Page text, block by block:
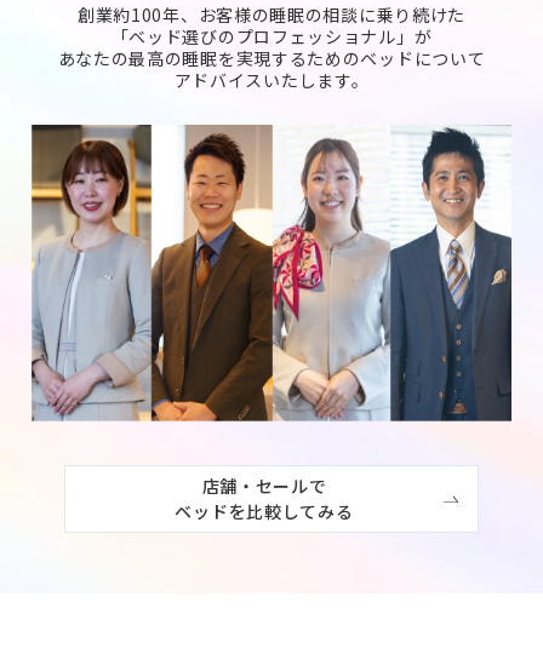
創業約100年、お客様の睡眠の相談に乗り続けた
「ベッド選びのプロフェッショナル」が
あなたの最高の睡眠を実現するためのベッドについて
アドバイスいたします。
店舗・セールで
ベッドを比較してみる